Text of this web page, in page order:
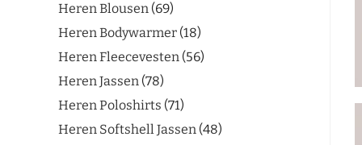
Heren Blousen 69
Heren Bodywarmer 18
Heren Fleecevesten 56
Heren Jassen 78
Heren Poloshirts 71
Heren Softshell Jassen 48